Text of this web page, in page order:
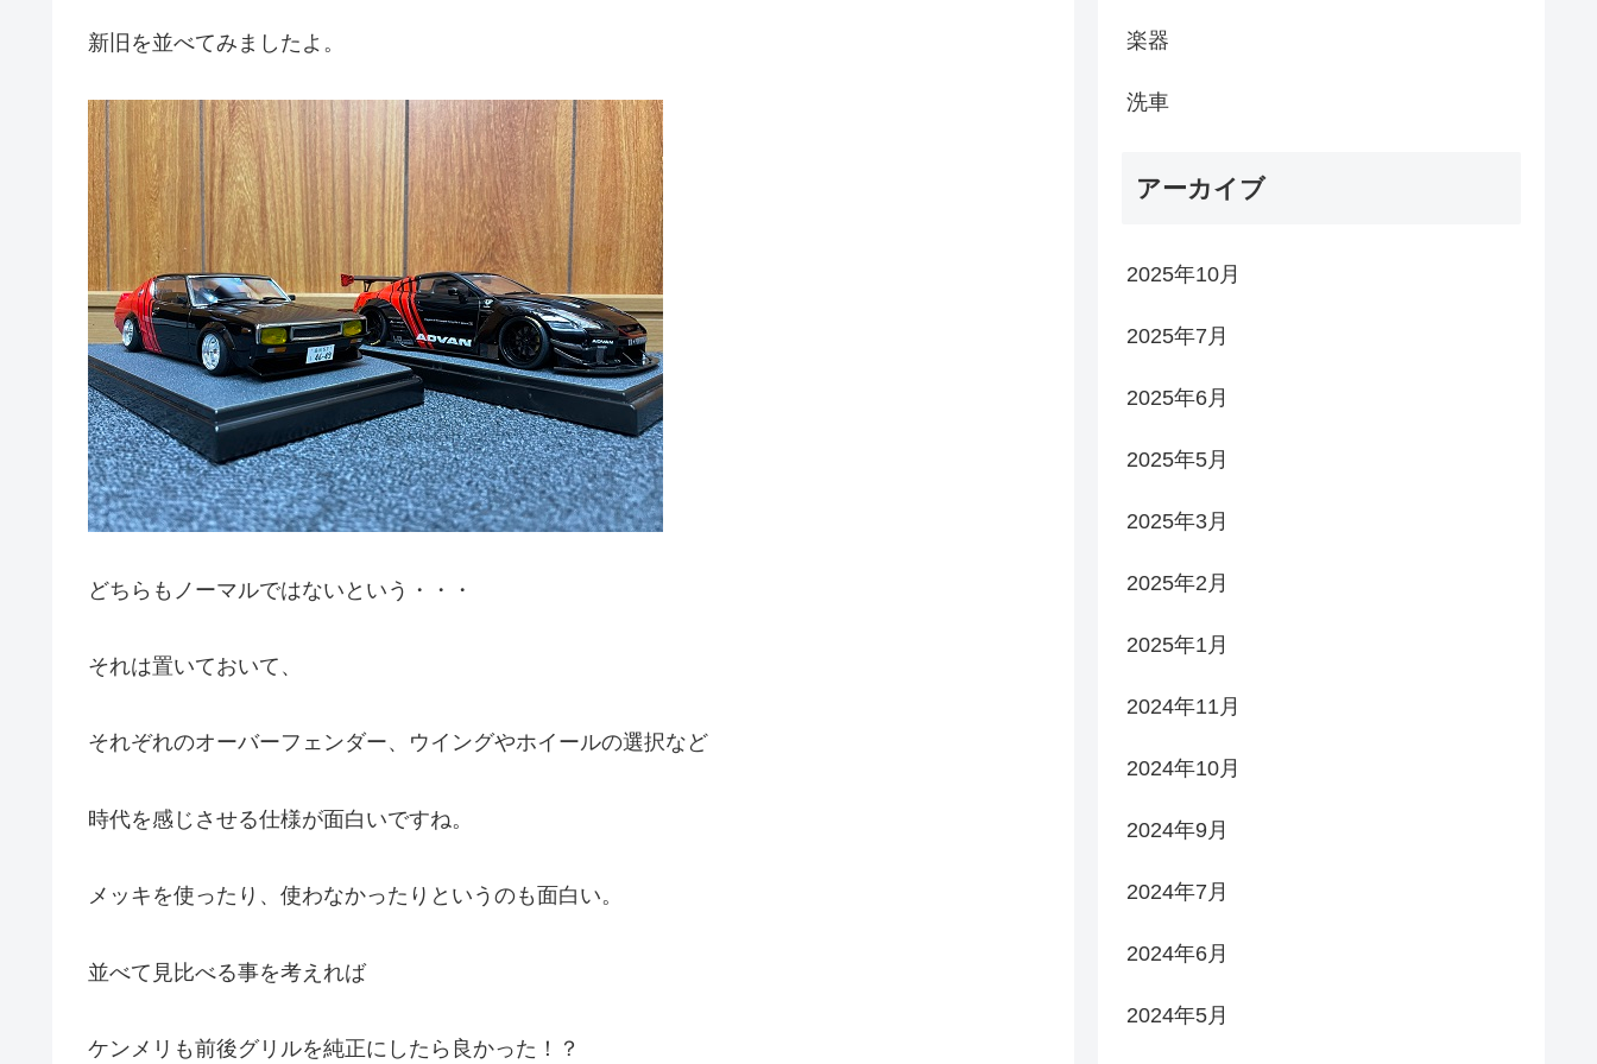
新旧を並べてみましたよ。
どちらもノーマルではないという・・・
それは置いておいて、
それぞれのオーバーフェンダー、ウイングやホイールの選択など
時代を感じさせる仕様が面白いですね。
メッキを使ったり、使わなかったりというのも面白い。
並べて見比べる事を考えれば
ケンメリも前後グリルを純正にしたら良かった！？
楽器
洗車
アーカイブ
2025年10月
2025年7月
2025年6月
2025年5月
2025年3月
2025年2月
2025年1月
2024年11月
2024年10月
2024年9月
2024年7月
2024年6月
2024年5月